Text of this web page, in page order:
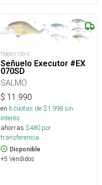
TN061130-C
Señuelo Executor #EX
070SD
SALMO
$ 11.990
en 6cuotas de $1.998sin
interés
ahorras $480 por
transferencia.
Disponible
+5 Vendidos